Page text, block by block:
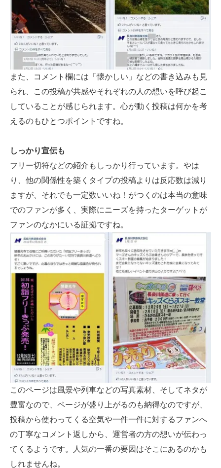
また、コメント欄には「懐かしい」などの書き込みも見
られ、この投稿が共感やそれぞれの人の想いを呼び起こ
していることが感じられます。心が動く投稿は何かを考
えるのもひとつポイントですね。
しっかり宣伝も
フリー切符などの紹介もしっかり行っています。やは
り、他の関係性を築くタイプの投稿よりは反応数は減り
ますが、それでも一定数いいね！がつくのは本当の意味
でのファンが多く、実際にニーズを持ったターゲットが
ファンのなかにいる証拠ですね。
このページは風景や列車などの写真素材、そしてネタが
豊富なので、ページが盛り上がるのも納得なのですが、
投稿から使わってくる空気や一件一件に対するファンへ
の丁寧なコメント返しから、運営者の方の想いが伝わっ
てくるようです。人気の一番の要因はそこにあるのかも
しれませんね。